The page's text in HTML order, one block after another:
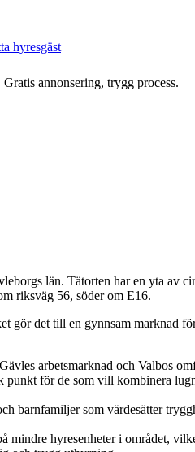
hyresgäst
annonsering, trygg process.
län. Tätorten har en yta av
riksväg 56, söder om E16.
gör det till en gynnsam marknad
arbetsmarknad och Valbos
för de som vill kombinera
barnfamiljer som värdesätter
mindre hyresenheter i området,